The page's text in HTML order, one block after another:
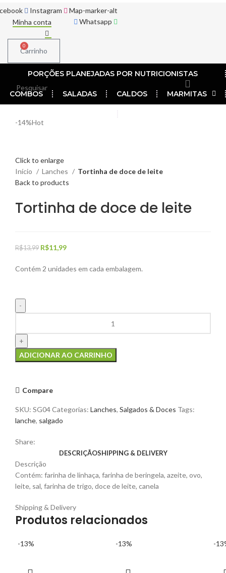
Instagram
Map-marker-alt
Whatsapp
Minha conta
0
Carrinho
PORÇÕES PLANEJADAS POR NUTRICIONISTAS​
COMBOS SALADAS CALDOS MARMITAS
-14%Hot
Click to enlarge
Início
Lanches
Tortinha de doce de leite
Back to products
Tortinha de doce de leite
R$13,99 O
original
R$11,99O
atual
Contém 2 unidades em cada embalagem.
doce
de
leite
ADICIONAR AO CARRINHO
Compare
SKU: SG04Categorias: Lanches, Salgados & Doces Tags:
lanche, salgado
Share:
DESCRIÇÃOSHIPPING & DELIVERY
Descrição
Contém: farinha de linhaça, farinha de beringela, azeite, ovo,
leite, sal, farinha de trigo, doce de leite, canela
Shipping & Delivery
Produtos relacionados
-13% -13% -